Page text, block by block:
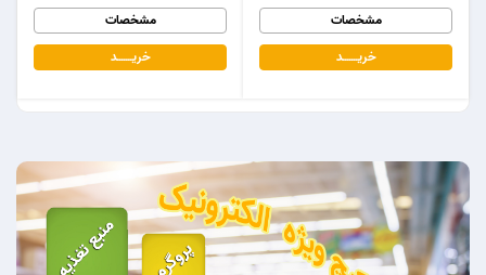
مشخصات
خریـــــــد
مشخصات
خریـــــــد